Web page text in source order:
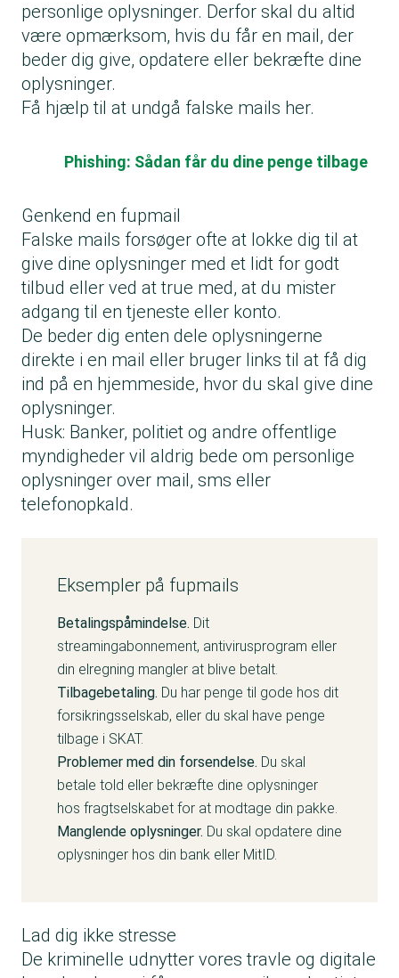
personlige oplysninger. Derfor skal du altid
være opmærksom, hvis du får en mail, der
beder dig give, opdatere eller bekræfte dine
oplysninger.
Få hjælp til at undgå falske mails her.
Phishing: Sådan får du dine penge tilbage
Genkend en fupmail
Falske mails forsøger ofte at lokke dig til at
give dine oplysninger med et lidt for godt
tilbud eller ved at true med, at du mister
adgang til en tjeneste eller konto.
De beder dig enten dele oplysningerne
direkte i en mail eller bruger links til at få dig
ind på en hjemmeside, hvor du skal give dine
oplysninger.
Husk: Banker, politiet og andre offentlige
myndigheder vil aldrig bede om personlige
oplysninger over mail, sms eller
telefonopkald.
Eksempler på fupmails
Betalingspåmindelse. Dit
streamingabonnement, antivirusprogram eller
din elregning mangler at blive betalt.
Tilbagebetaling. Du har penge til gode hos dit
forsikringsselskab, eller du skal have penge
tilbage i SKAT.
Problemer med din forsendelse. Du skal
betale told eller bekræfte dine oplysninger
hos fragtselskabet for at modtage din pakke.
Manglende oplysninger. Du skal opdatere dine
oplysninger hos din bank eller MitID.
Lad dig ikke stresse
De kriminelle udnytter vores travle og digitale